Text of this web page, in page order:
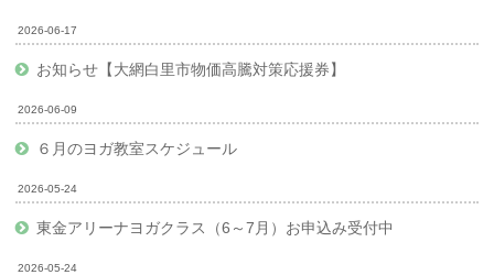
2026-06-17
お知らせ【大網白里市物価高騰対策応援券】
2026-06-09
６月のヨガ教室スケジュール
2026-05-24
東金アリーナヨガクラス（6～7月）お申込み受付中
2026-05-24